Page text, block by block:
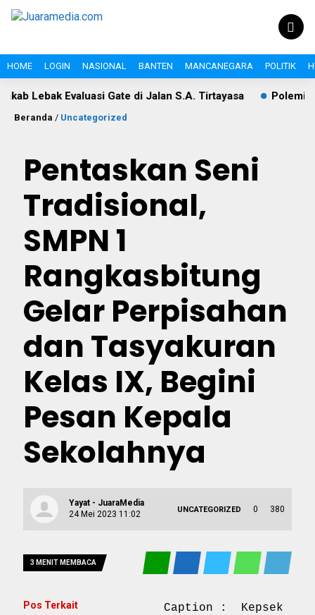
HOME LOGIN NASIONAL BANTEN MANCANEGARA POLITIK
Gate di Jalan S.A. Tirtayasa Polemik Pajak Tol
Beranda / Uncategorized
Pentaskan Seni
Tradisional,
SMPN 1
Rangkasbitung
Gelar Perpisahan
dan Tasyakuran
Kelas IX, Begini
Pesan Kepala
Sekolahnya
Yayat - JuaraMedia
24 Mei 2023 11:02
UNCATEGORIZED 0 380
3 MENIT MEMBACA
Caption : Kepsek
Pos Terkait